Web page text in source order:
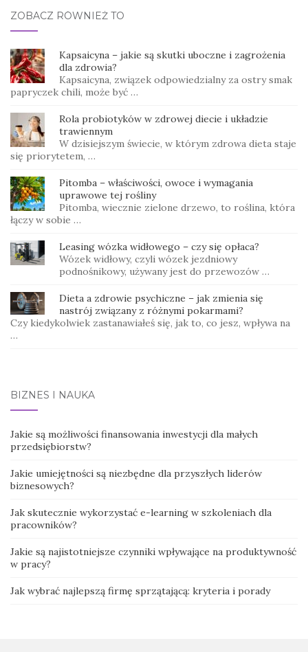
ZOBACZ RÓWNIEŻ TO
Kapsaicyna – jakie są skutki uboczne i zagrożenia
dla zdrowia?
Kapsaicyna, związek odpowiedzialny za ostry smak
papryczek chili, może być …
Rola probiotyków w zdrowej diecie i układzie
trawiennym
W dzisiejszym świecie, w którym zdrowa dieta staje
się priorytetem, …
Pitomba – właściwości, owoce i wymagania
uprawowe tej rośliny
Pitomba, wiecznie zielone drzewo, to roślina, która
łączy w sobie …
Leasing wózka widłowego – czy się opłaca?
Wózek widłowy, czyli wózek jezdniowy
podnośnikowy, używany jest do przewozów …
Dieta a zdrowie psychiczne – jak zmienia się
nastrój związany z różnymi pokarmami?
Czy kiedykolwiek zastanawiałeś się, jak to, co jesz, wpływa na
…
BIZNES I NAUKA
Jakie są możliwości finansowania inwestycji dla małych
przedsiębiorstw?
Jakie umiejętności są niezbędne dla przyszłych liderów
biznesowych?
Jak skutecznie wykorzystać e-learning w szkoleniach dla
pracowników?
Jakie są najistotniejsze czynniki wpływające na produktywność
w pracy?
Jak wybrać najlepszą firmę sprzątającą: kryteria i porady